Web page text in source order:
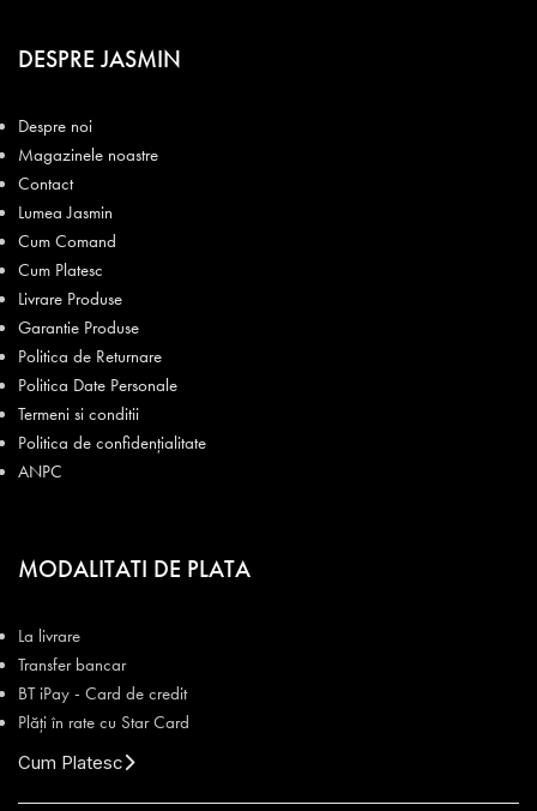
DESPRE JASMIN
Despre noi
Magazinele noastre
Contact
Lumea Jasmin
Cum Comand
Cum Platesc
Livrare Produse
Garantie Produse
Politica de Returnare
Politica Date Personale
Termeni si conditii
Politica de confidențialitate
ANPC
MODALITATI DE PLATA
La livrare
Transfer bancar
BT iPay - Card de credit
Plăți în rate cu Star Card
Cum Platesc